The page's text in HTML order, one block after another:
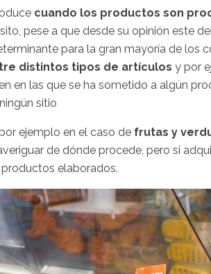
cuando los productos son
pese a que desde su opinión este
para la gran mayoría de los
distintos tipos de artículos y por
en las que se ha sometido a algún
sitio
ejemplo en el caso de frutas y
de dónde procede, pero si
elaborados.